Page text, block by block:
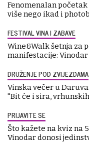
Fenomenalan
više nego ikad i
FESTIVAL VINA I ZABAVE
Wine&Walk šetnja za
manifestacije:
DRUŽENJE POD ZVIJEZDAMA
Vinska večer u
''Bit će i sira,
PRIJAVITE SE
Što kažete na kviz na
Vinodar donosi